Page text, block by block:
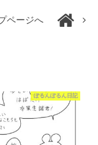
ページへ
ぽるんぽるん日記